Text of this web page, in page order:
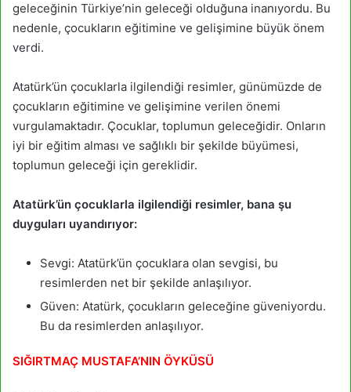
geleceğinin Türkiye’nin geleceği olduğuna inanıyordu. Bu
nedenle, çocukların eğitimine ve gelişimine büyük önem
verdi.
Atatürk’ün çocuklarla ilgilendiği resimler, günümüzde de
çocukların eğitimine ve gelişimine verilen önemi
vurgulamaktadır. Çocuklar, toplumun geleceğidir. Onların
iyi bir eğitim alması ve sağlıklı bir şekilde büyümesi,
toplumun geleceği için gereklidir.
Atatürk’ün çocuklarla ilgilendiği resimler, bana şu
duyguları uyandırıyor:
Sevgi: Atatürk’ün çocuklara olan sevgisi, bu
resimlerden net bir şekilde anlaşılıyor.
Güven: Atatürk, çocukların geleceğine güveniyordu.
Bu da resimlerden anlaşılıyor.
SIĞIRTMAÇ MUSTAFA’NIN ÖYKÜSÜ